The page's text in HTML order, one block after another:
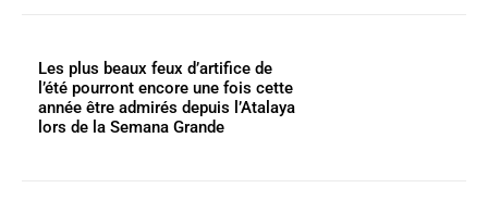
Les plus beaux feux d’artifice de
l’été pourront encore une fois cette
année être admirés depuis l’Atalaya
lors de la Semana Grande